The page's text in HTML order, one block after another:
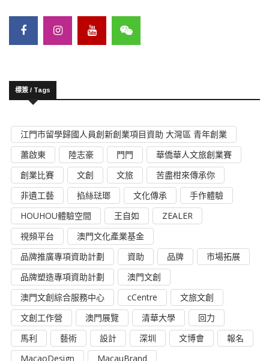
標簽 / Tags
江門市留學歸國人員創新創業項目資助 大灣區 青年創業
蕭啟東
陸志豪 門門
華僑華人文旅創業賽
創業比賽
文創 文旅
苦盡柑來傳承你
非遺工藝
掐絲琺瑯 文化傳承
手作體驗
HOUHOU體驗空間
王自如
ZEALER
視頻平台
澳門文化產業基金
品牌推廣專項資助計劃
資助 品牌
市場拓展
品牌塑造專項資助計劃
澳門文創
澳門文創綜合服務中心
cCentre
文旅文創
文創工作營
澳門展覽 清華大學
回力
馬利
藝術 設計 深圳 文博會
報名
MacaoDesign
MacauBrand